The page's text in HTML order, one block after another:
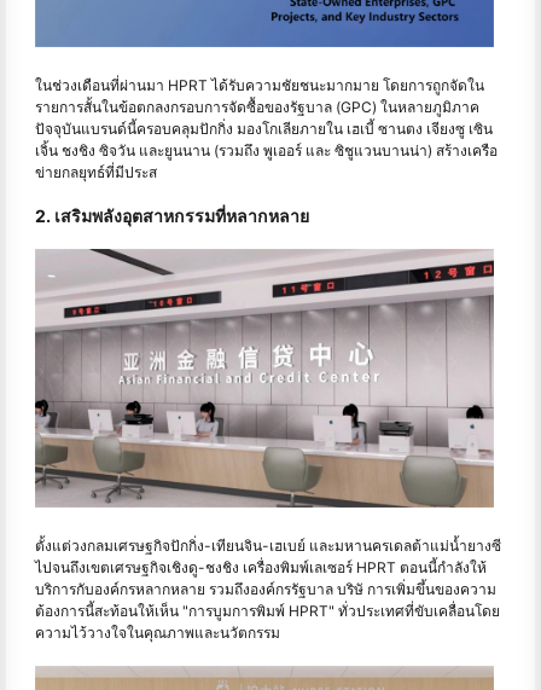
ในช่วงเดือนที่ผ่านมา HPRT ได้รับความชัยชนะมากมาย โดยการถูกจัดใน
รายการสั้นในข้อตกลงกรอบการจัดซื้อของรัฐบาล (GPC) ในหลายภูมิภาค
ปัจจุบันแบรนด์นี้ครอบคลุมปักกิ่ง มองโกเลียภายใน เฮเบี้ ซานตง เจียงซู เซิน
เจิ้น ชงชิง ซิจวัน และยูนนาน (รวมถึง พูเออร์ และ ซิชูแวนบานน่า) สร้างเครือ
ข่ายกลยุทธ์ที่มีประส
2. เสริมพลังอุตสาหกรรมที่หลากหลาย
ตั้งแต่วงกลมเศรษฐกิจปักกิ่ง-เทียนจิน-เฮเบย์ และมหานครเดลต้าแม่น้ำยางซี
ไปจนถึงเขตเศรษฐกิจเชิงดู-ชงชิง เครื่องพิมพ์เลเซอร์ HPRT ตอนนี้กําลังให้
บริการกับองค์กรหลากหลาย รวมถึงองค์กรรัฐบาล บริษั การเพิ่มขึ้นของความ
ต้องการนี้สะท้อนให้เห็น "การบูมการพิมพ์ HPRT" ทั่วประเทศที่ขับเคลื่อนโดย
ความไว้วางใจในคุณภาพและนวัตกรรม